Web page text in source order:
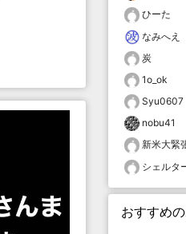
ひーた
なみへえ
炭
1o_ok
Syu0607
nobu41
新米大緊
シェルタ
おすすめ